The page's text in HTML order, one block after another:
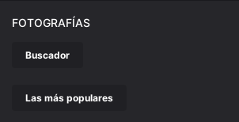
FOTOGRAFÍAS
Buscador
Las más populares